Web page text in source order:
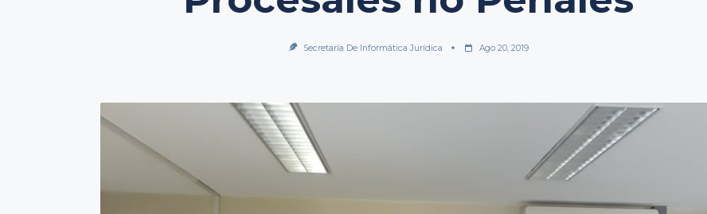
Secretaría De Informática Jurídica Ago 20, 2019